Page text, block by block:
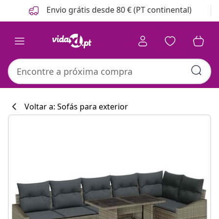
Anterior
Seguinte Envio grátis desde 80 € (PT continental)
Voltar a: Sofás para exterior